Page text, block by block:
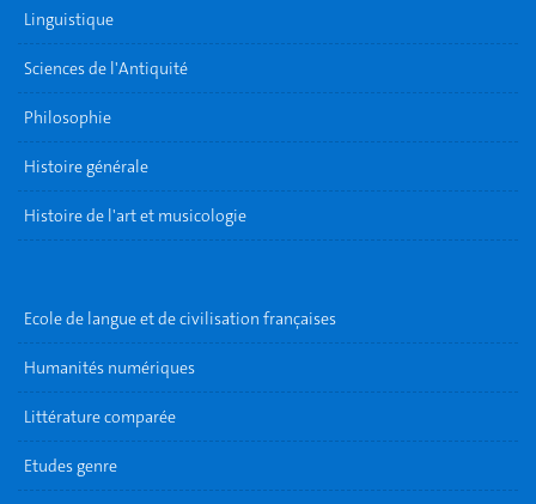
Linguistique
Sciences de l'Antiquité
Philosophie
Histoire générale
Histoire de l'art et musicologie
Ecole de langue et de civilisation françaises
Humanités numériques
Littérature comparée
Etudes genre